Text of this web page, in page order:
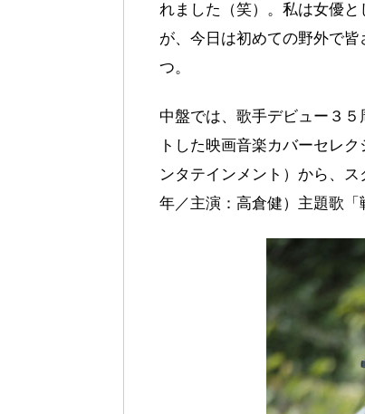
れました（笑）。私は女優
が、今日は初めての野外で
つ。
中盤では、歌手デビュー３
トした映画音楽カバーセレ
ンタテインメント）から、
年／主演：高倉健）主題歌「